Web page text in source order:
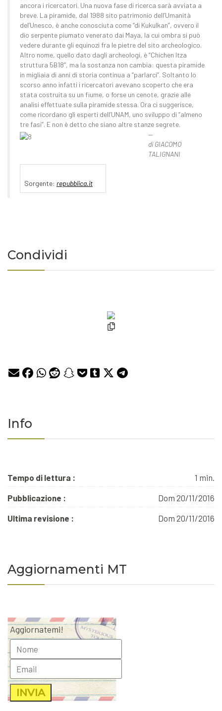
ancora i ricercatori. Una nuova fase di ricerca sarà avviata a
breve. La piramide, dal 1988 sito patrimonio dell’Umanità
del’Unesco, è anche conosciuta come “di Kukulkan”, ovvero il
dio serpente piumato venerato dai Maya, la cui ombra si può
vedere durante gli equinozi fra le pietre del sito archeologico.
Altro nome, quello dato dagli archeologi, è “Chichen Itza
struttura 5B18”, ma la sostanza non cambia: questa piramide
in migliaia di anni di storia continua a “parlarci”. Soltanto lo
scorso anno infatti i ricercatori avevano scoperto che era
stata costruita su un fiume, o forse un cenote, grazie alle
analisi effettuate sulla piramide stessa. Ora ci suggerisce,
come ricordano gli esperti dell’UNAM, uno sviluppo di “almeno
tre fasi”. E non è detto che siano altre stanze segrete.
di GIACOMO
TALIGNANI
Sorgente: repubblica.it
Condividi
Info
Tempo di lettura : 1 min.
Pubblicazione : Dom 20/11/2016
Ultima revisione : Dom 20/11/2016
Aggiornamenti MT
Aggiornatemi!